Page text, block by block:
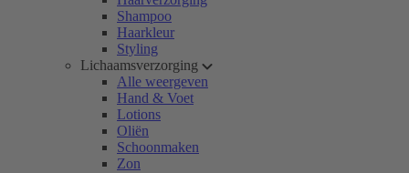
Shampoo
Haarkleur
Styling
Lichaamsverzorging
Alle weergeven
Hand & Voet
Lotions
Oliën
Schoonmaken
Zon